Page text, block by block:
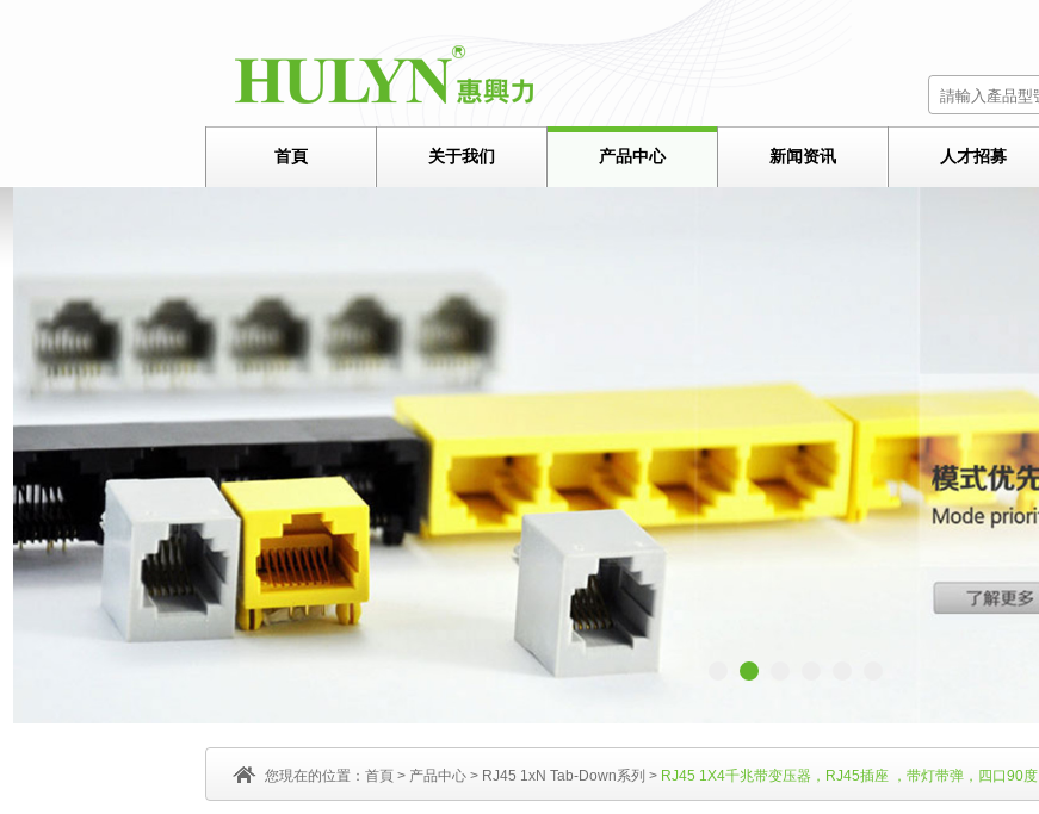
首頁 关于我们 产品中心 新闻资讯 人才招募
您現在的位置： 首頁 > 产品中心 > RJ45 1xN Tab-Down系列 > RJ45 1X4千兆带变压器，RJ45插座 ，带灯带弹，四口90度